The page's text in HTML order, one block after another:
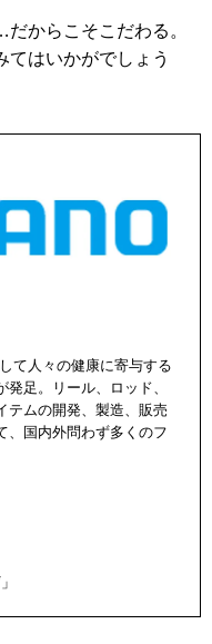
からこそこだわる。
てはいかがでしょう
て人々の健康に寄与する
足。リール、ロッド、
テムの開発、製造、販売
、国内外問わず多くのフ
、世界に誇るジャパンク